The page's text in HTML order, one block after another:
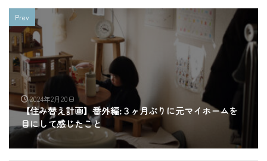
Prev
2024年2月20日
【住み替え計画】番外編:３ヶ月ぶりに元マイホームを
目にして感じたこと